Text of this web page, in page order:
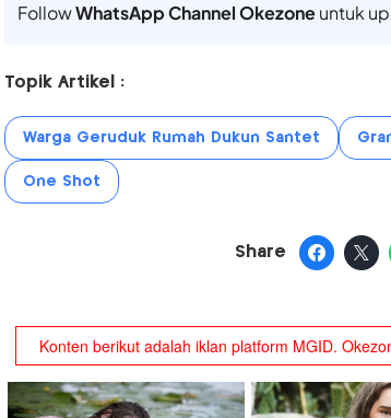
FollowWhatsApp Channel Okezoneuntuk
Topik Artikel :
Warga Geruduk Rumah Dukun Santet
One Shot
Share